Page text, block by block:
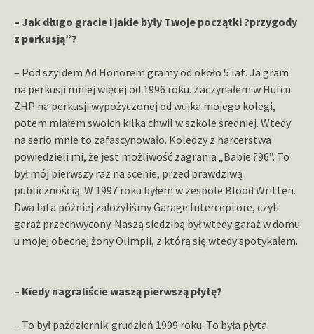
– Jak długo gracie i jakie były Twoje początki ?przygody
z perkusją”?
– Pod szyldem Ad Honorem gramy od około 5 lat. Ja gram
na perkusji mniej więcej od 1996 roku. Zaczynałem w Hufcu
ZHP na perkusji wypożyczonej od wujka mojego kolegi,
potem miałem swoich kilka chwil w szkole średniej. Wtedy
na serio mnie to zafascynowało. Koledzy z harcerstwa
powiedzieli mi, że jest możliwość zagrania „Babie ?96”. To
był mój pierwszy raz na scenie, przed prawdziwą
publicznością. W 1997 roku byłem w zespole Blood Written.
Dwa lata później założyliśmy Garage Interceptore, czyli
garaż przechwycony. Naszą siedzibą był wtedy garaż w domu
u mojej obecnej żony Olimpii, z którą się wtedy spotykałem.
– Kiedy nagraliście waszą pierwszą płytę?
– To był październik-grudzień 1999 roku. To była płyta